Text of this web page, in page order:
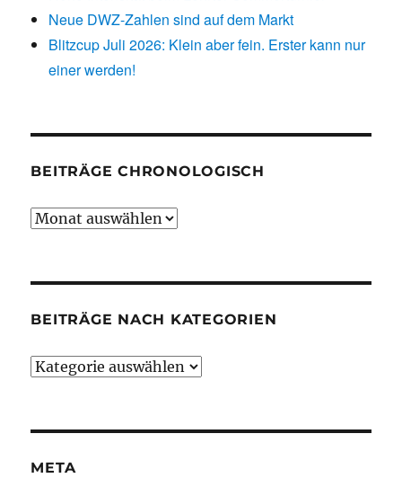
Neue DWZ-Zahlen sind auf dem Markt
Blitzcup Juli 2026: Klein aber fein. Erster kann nur
einer werden!
BEITRÄGE CHRONOLOGISCH
Beiträge
BEITRÄGE NACH KATEGORIEN
Beiträge
META